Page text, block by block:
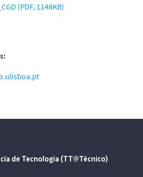
(PDF, 1148KB)
de Tecnologia (TT@Técnico)